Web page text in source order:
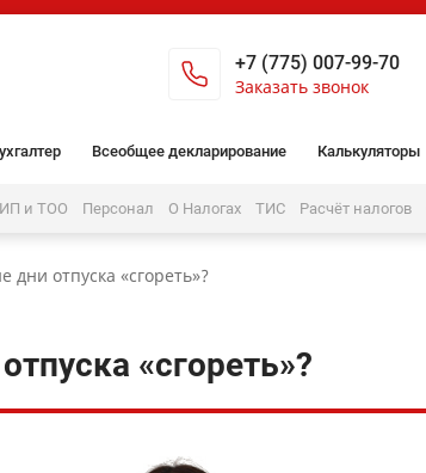
+7 (775) 007-99-70
Заказать звонок
Всеобщее декларирование Калькуляторы
ИП и ТОО Персонал О Налогах ТИС Расчёт налогов
дни отпуска «сгореть»?
«сгореть»?